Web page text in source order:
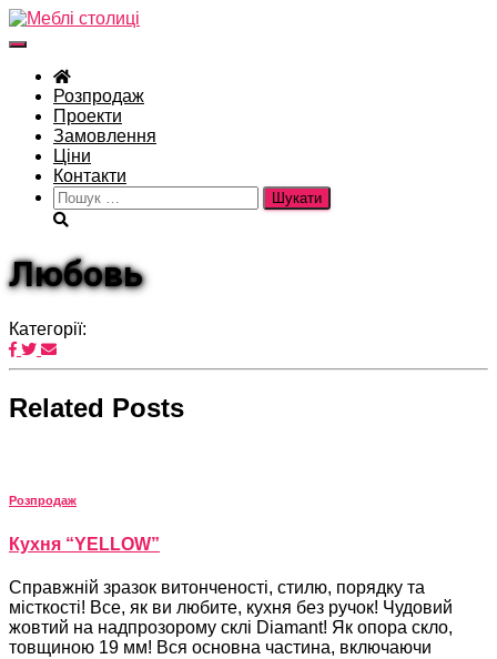
Перемкнути
навігацію
Розпродаж
Проекти
Замовлення
Ціни
Контакти
Пошук:
Любовь
Категорії:
Related Posts
Розпродаж
Кухня “YELLOW”
Справжній зразок витонченості, стилю, порядку та
місткості! Все, як ви любите, кухня без ручок! Чудовий
жовтий на надпрозорому склі Diamant! Як опора скло,
товщиною 19 мм! Вся основна частина, включаючи